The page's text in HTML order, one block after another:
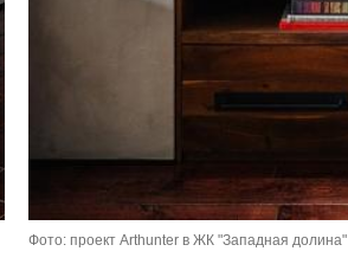
Фото: проект Arthunter в ЖК "Западная долина"